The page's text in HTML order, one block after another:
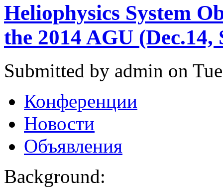
Heliophysics System
the 2014 AGU (Dec.14,
Submitted by admin on
Конференции
Новости
Объявления
Background: